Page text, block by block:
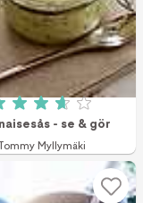
Betyg: 3.7 av 5
- se & gör
Myllymäki